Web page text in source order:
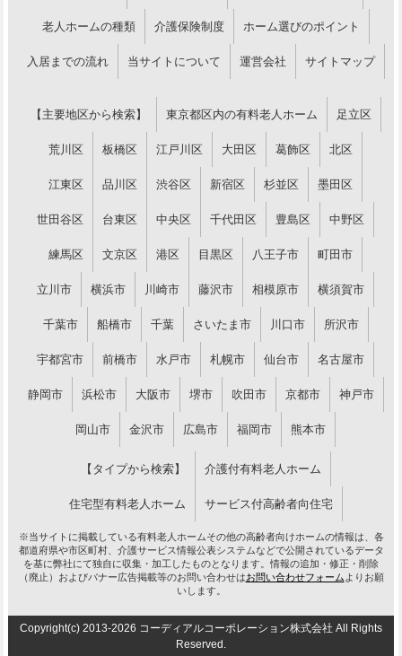
老人ホームの種類 介護保険制度 ホーム選びのポイント
入居までの流れ 当サイトについて 運営会社 サイトマップ
【主要地区から検索】 東京都区内の有料老人ホーム 足立区
荒川区 板橋区 江戸川区 大田区 葛飾区 北区
江東区 品川区 渋谷区 新宿区 杉並区 墨田区
世田谷区 台東区 中央区 千代田区 豊島区 中野区
練馬区 文京区 港区 目黒区 八王子市 町田市
立川市 横浜市 川崎市 藤沢市 相模原市 横須賀市
千葉市 船橋市 千葉 さいたま市 川口市 所沢市
宇都宮市 前橋市 水戸市 札幌市 仙台市 名古屋市
静岡市 浜松市 大阪市 堺市 吹田市 京都市 神戸市
岡山市 金沢市 広島市 福岡市 熊本市
【タイプから検索】 介護付有料老人ホーム
住宅型有料老人ホーム サービス付高齢者向住宅
※当サイトに掲載している有料老人ホームその他の高齢者向けホームの情報は、各
都道府県や市区町村、介護サービス情報公表システムなどで公開されているデータ
を基に弊社にて独自に収集・加工したものとなります。情報の追加・修正・削除
（廃止）およびバナー広告掲載等のお問い合わせはお問い合わせフォーム よりお願
いします。
Copyright(c) 2013-2026 コーディアルコーポレーション株式会社 All Rights
Reserved.